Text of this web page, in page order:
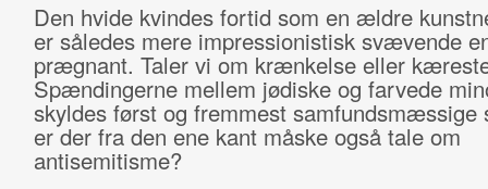
Den hvide kvindes fortid som en ældre
er således mere impressionistisk svævende
prægnant. Taler vi om krænkelse eller
Spændingerne mellem jødiske og farvede
skyldes først og fremmest samfundsmæssige
er der fra den ene kant måske også tale om
antisemitisme?